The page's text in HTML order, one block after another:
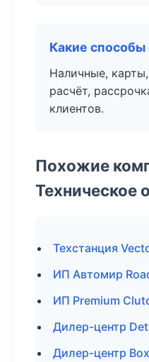
Какие способы
Наличные,
расчёт,
клиентов.
Похожие
Техническое
Техстанция
ИП Автомир
ИП Premium
Дилер-центр
Дилер-центр